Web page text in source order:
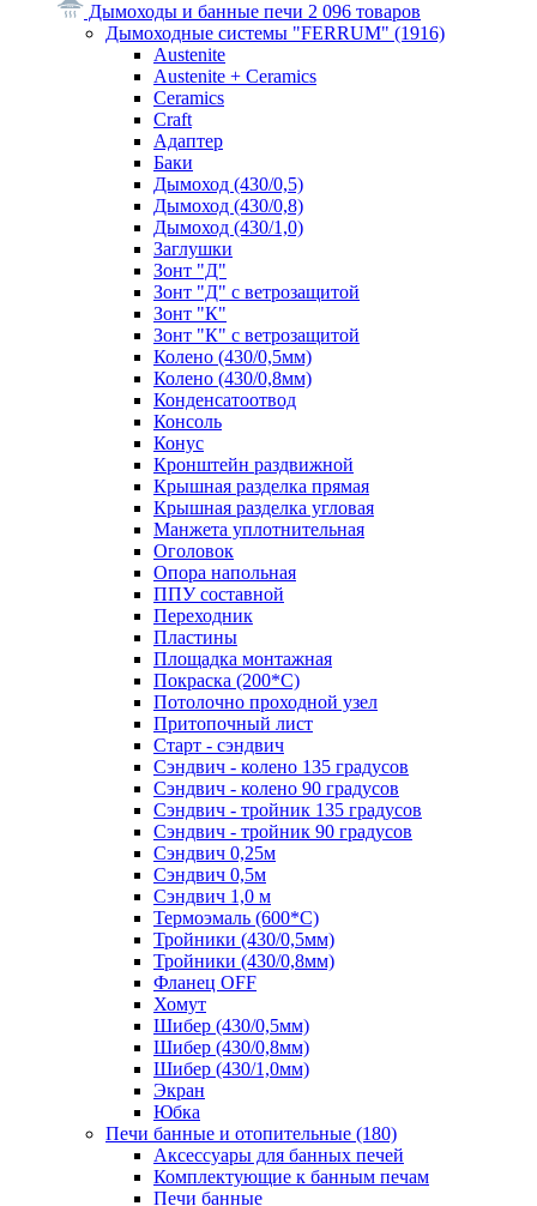
Дымоходы и банные печи 2 096 товаров
Дымоходные системы "FERRUM" (1916)
Austenite
Austenite + Ceramics
Ceramics
Craft
Адаптер
Баки
Дымоход (430/0,5)
Дымоход (430/0,8)
Дымоход (430/1,0)
Заглушки
Зонт "Д"
Зонт "Д" с ветрозащитой
Зонт "К"
Зонт "К" с ветрозащитой
Колено (430/0,5мм)
Колено (430/0,8мм)
Конденсатоотвод
Консоль
Конус
Кронштейн раздвижной
Крышная разделка прямая
Крышная разделка угловая
Манжета уплотнительная
Оголовок
Опора напольная
ППУ составной
Переходник
Пластины
Площадка монтажная
Покраска (200*С)
Потолочно проходной узел
Притопочный лист
Старт - сэндвич
Сэндвич - колено 135 градусов
Сэндвич - колено 90 градусов
Сэндвич - тройник 135 градусов
Сэндвич - тройник 90 градусов
Сэндвич 0,25м
Сэндвич 0,5м
Сэндвич 1,0 м
Термоэмаль (600*С)
Тройники (430/0,5мм)
Тройники (430/0,8мм)
Фланец OFF
Хомут
Шибер (430/0,5мм)
Шибер (430/0,8мм)
Шибер (430/1,0мм)
Экран
Юбка
Печи банные и отопительные (180)
Аксессуары для банных печей
Комплектующие к банным печам
Печи банные